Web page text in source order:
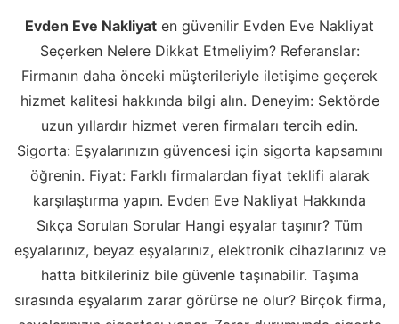
Evden Eve Nakliyat en güvenilir Evden Eve Nakliyat
Seçerken Nelere Dikkat Etmeliyim? Referanslar:
Firmanın daha önceki müşterileriyle iletişime geçerek
hizmet kalitesi hakkında bilgi alın. Deneyim: Sektörde
uzun yıllardır hizmet veren firmaları tercih edin.
Sigorta: Eşyalarınızın güvencesi için sigorta kapsamını
öğrenin. Fiyat: Farklı firmalardan fiyat teklifi alarak
karşılaştırma yapın. Evden Eve Nakliyat Hakkında
Sıkça Sorulan Sorular Hangi eşyalar taşınır? Tüm
eşyalarınız, beyaz eşyalarınız, elektronik cihazlarınız ve
hatta bitkileriniz bile güvenle taşınabilir. Taşıma
sırasında eşyalarım zarar görürse ne olur? Birçok firma,